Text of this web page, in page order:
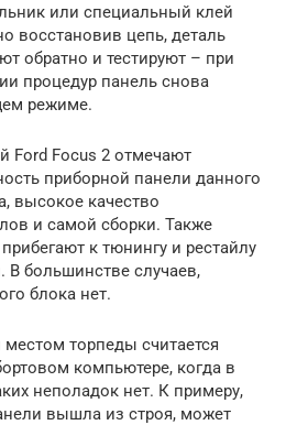
или специальный клей
восстановив цепь, деталь
обратно и тестируют – при
процедур панель снова
режиме.
Ford Focus 2 отмечают
приборной панели данного
высокое качество
и самой сборки. Также
к тюнингу и рестайлу
большинстве случаев,
блока нет.
торпеды считается
компьютере, когда в
неполадок нет. К примеру,
вышла из строя, может